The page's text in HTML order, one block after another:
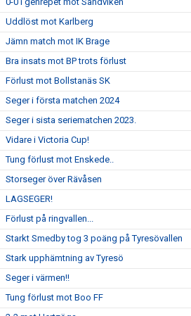
Uddlöst mot Karlberg
Jämn match mot IK Brage
Bra insats mot BP trots förlust
Förlust mot Bollstanäs SK
Seger i första matchen 2024
Seger i sista seriematchen 2023.
Vidare i Victoria Cup!
Tung förlust mot Enskede..
Storseger över Rävåsen
LAGSEGER!
Förlust på ringvallen...
Starkt Smedby tog 3 poäng på Tyresövallen
Stark upphämtning av Tyresö
Seger i värmen!!
Tung förlust mot Boo FF